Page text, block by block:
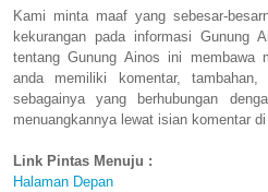
Kami minta maaf yang sebesar-
kekurangan pada informasi
tentang Gunung Ainos ini
anda memiliki komentar,
sebagainya yang berhubungan
menuangkannya lewat isian komentar
Link Pintas Menuju :
Halaman Depan